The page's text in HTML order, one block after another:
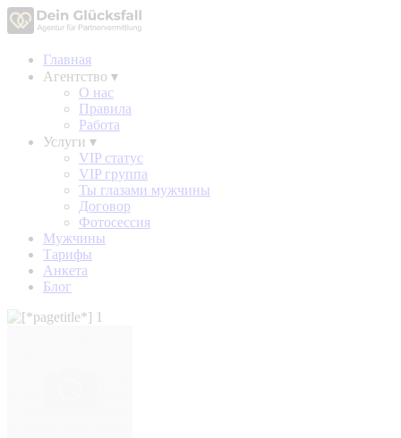
Главная
Агентство ▾
О нас
Правила
Работа
Услуги ▾
VIP статус
VIP группа
Ты глазами мужчины
Договор
Фотосессия
Мужчины
Тарифы
Анкета
Блог